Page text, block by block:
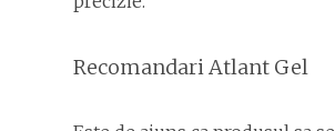
Recomandari Atlant Gel